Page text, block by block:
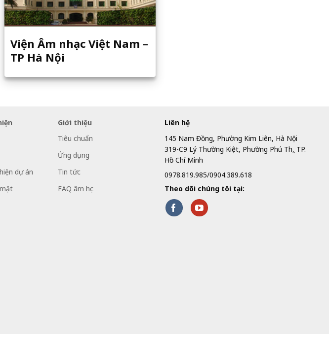
Viện Âm nhạc Việt Nam –
TP Hà Nội
dự án
Giới thiệu
Tiêu chuẩn
Ứng dụng
Tin tức
FAQ âm học
Liên hệ
145 Nam Đồng, Phường Kim Liên, Hà Nội
319-C9 Lý Thường Kiệt, Phường Phú Thọ, TP.
Hồ Chí Minh
0978.819.985/0904.389.618
Theo dõi chúng tôi tại: